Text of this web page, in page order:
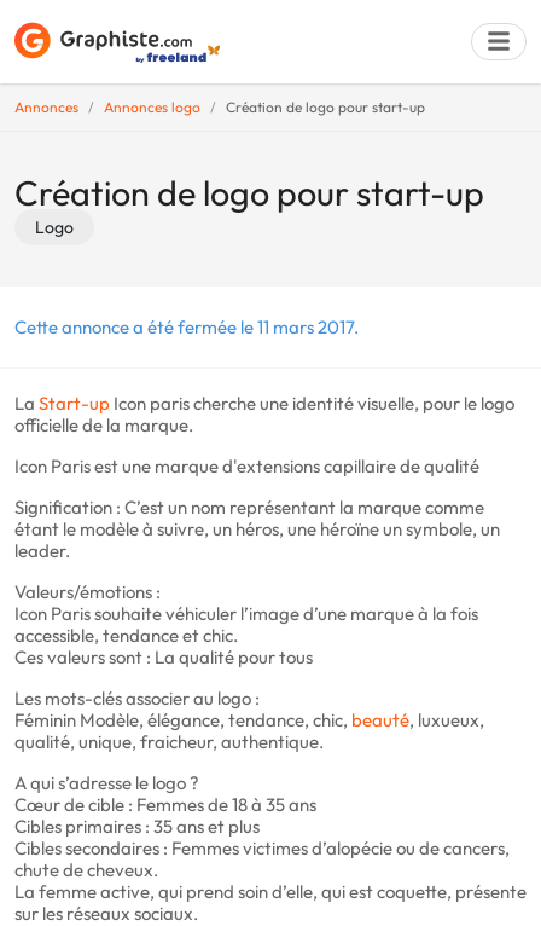
Annonces Annonces logo Création de logo pour start-up
Création de logo pour start-up
Logo
Cette annonce a été fermée le 11 mars 2017.
La Start-up Icon paris cherche une identité visuelle, pour le logo
officielle de la marque.
Icon Paris est une marque d'extensions capillaire de qualité
Signification : C’est un nom représentant la marque comme
étant le modèle à suivre, un héros, une héroïne un symbole, un
leader.
Valeurs/émotions :
Icon Paris souhaite véhiculer l’image d’une marque à la fois
accessible, tendance et chic.
Ces valeurs sont : La qualité pour tous
Les mots-clés associer au logo :
Féminin Modèle, élégance, tendance, chic, beauté, luxueux,
qualité, unique, fraicheur, authentique.
A qui s’adresse le logo ?
Cœur de cible : Femmes de 18 à 35 ans
Cibles primaires : 35 ans et plus
Cibles secondaires : Femmes victimes d’alopécie ou de cancers,
chute de cheveux.
La femme active, qui prend soin d’elle, qui est coquette, présente
sur les réseaux sociaux.